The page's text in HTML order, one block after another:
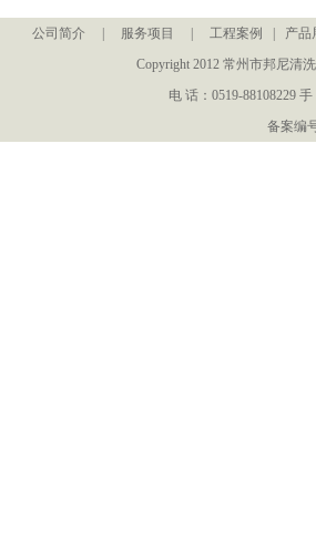
公司简介 服务项目 工程案例
产品
Copyright 2012 常州市邦尼清
电 话：0519-88108229
备案编